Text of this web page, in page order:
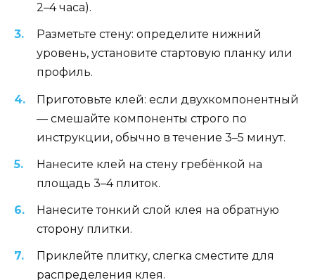
2–4 часа).
Разметьте стену: определите нижний
уровень, установите стартовую планку или
профиль.
Приготовьте клей: если двухкомпонентный
— смешайте компоненты строго по
инструкции, обычно в течение 3–5 минут.
Нанесите клей на стену гребёнкой на
площадь 3–4 плиток.
Нанесите тонкий слой клея на обратную
сторону плитки.
Приклейте плитку, слегка сместите для
распределения клея.